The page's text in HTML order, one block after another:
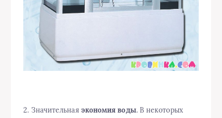
2. Значительная экономия воды. В некоторых